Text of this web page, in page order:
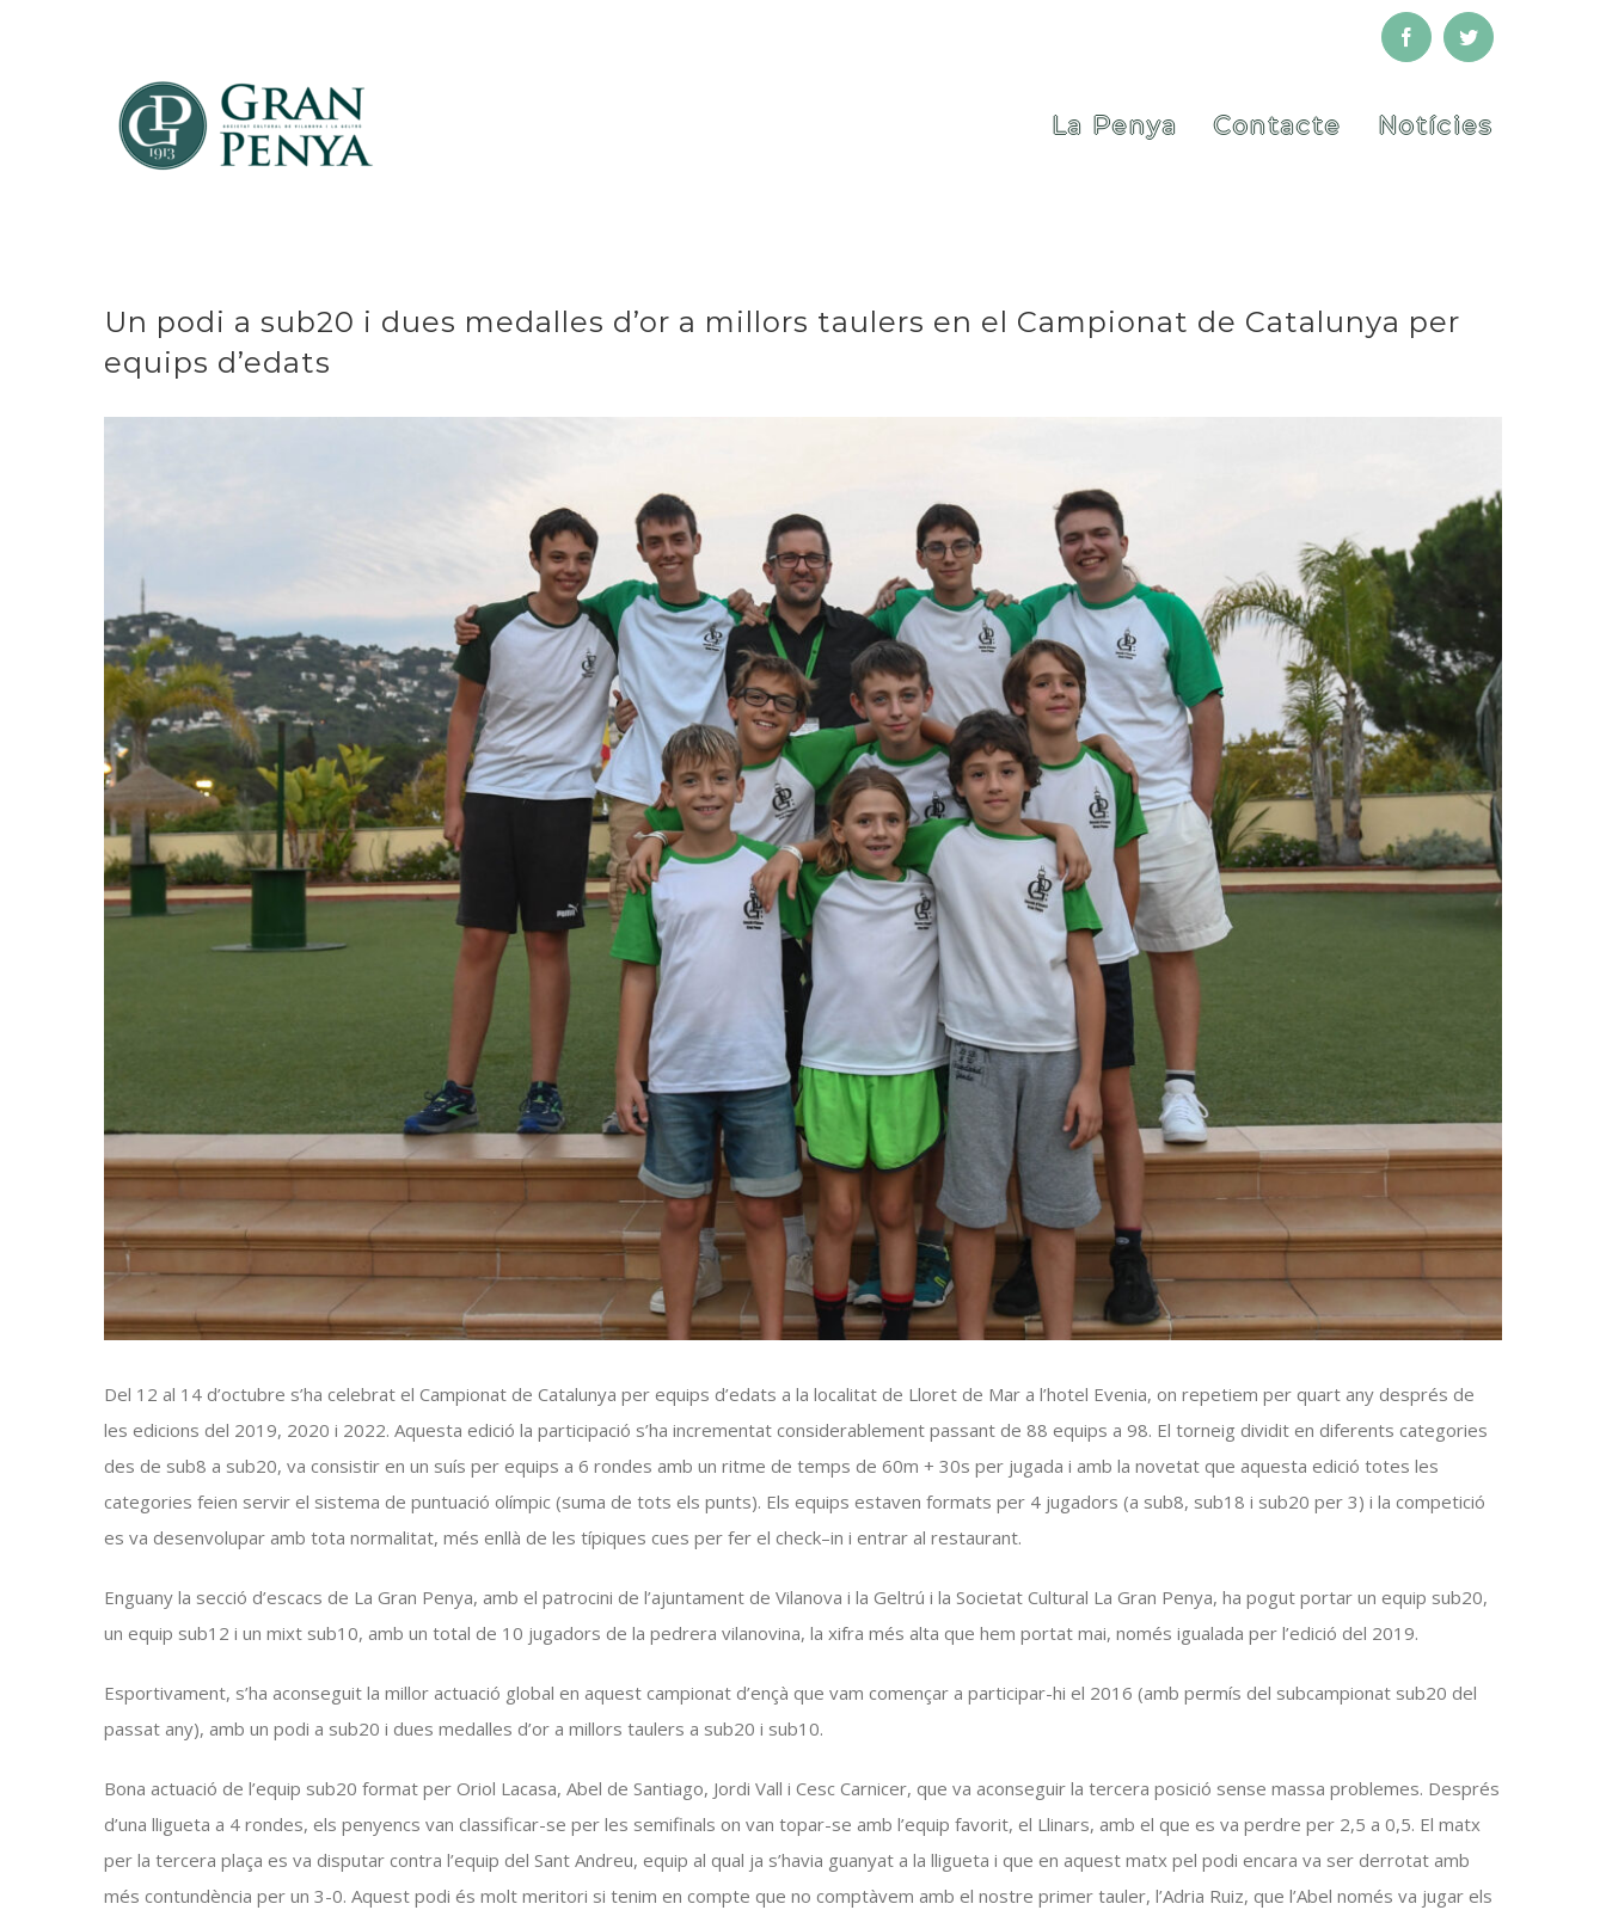
FacebookTwitter
La Penya Contacte Notícies
Un podi a sub20 i dues medalles d’or a millors taulers en el Campionat de Catalunya per
equips d’edats
Del 12 al 14 d’octubre s’ha celebrat el Campionat de Catalunya per equips d’edats a la localitat de Lloret de Mar a l’hotel Evenia, on repetiem per quart any després de
les edicions del 2019, 2020 i 2022. Aquesta edició la participació s’ha incrementat considerablement passant de 88 equips a 98. El torneig dividit en diferents categories
des de sub8 a sub20, va consistir en un suís per equips a 6 rondes amb un ritme de temps de 60m + 30s per jugada i amb la novetat que aquesta edició totes les
categories feien servir el sistema de puntuació olímpic (suma de tots els punts). Els equips estaven formats per 4 jugadors (a sub8, sub18 i sub20 per 3) i la competició
es va desenvolupar amb tota normalitat, més enllà de les típiques cues per fer el check–in i entrar al restaurant.
Enguany la secció d’escacs de La Gran Penya, amb el patrocini de l’ajuntament de Vilanova i la Geltrú i la Societat Cultural La Gran Penya, ha pogut portar un equip sub20,
un equip sub12 i un mixt sub10, amb un total de 10 jugadors de la pedrera vilanovina, la xifra més alta que hem portat mai, només igualada per l’edició del 2019.
Esportivament, s’ha aconseguit la millor actuació global en aquest campionat d’ençà que vam començar a participar-hi el 2016 (amb permís del subcampionat sub20 del
passat any), amb un podi a sub20 i dues medalles d’or a millors taulers a sub20 i sub10.
Bona actuació de l’equip sub20 format per Oriol Lacasa, Abel de Santiago, Jordi Vall i Cesc Carnicer, que va aconseguir la tercera posició sense massa problemes. Després
d’una lligueta a 4 rondes, els penyencs van classificar-se per les semifinals on van topar-se amb l’equip favorit, el Llinars, amb el que es va perdre per 2,5 a 0,5. El matx
per la tercera plaça es va disputar contra l’equip del Sant Andreu, equip al qual ja s’havia guanyat a la lligueta i que en aquest matx pel podi encara va ser derrotat amb
més contundència per un 3-0. Aquest podi és molt meritori si tenim en compte que no comptàvem amb el nostre primer tauler, l’Adria Ruiz, que l’Abel només va jugar els